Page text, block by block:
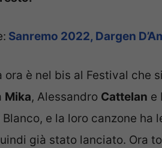
Sanremo 2022, Dargen
ora è nel bis al Festival che
Mika, Alessandro Cattelan e
Blanco, e la loro canzone
già stato lanciato. Ora